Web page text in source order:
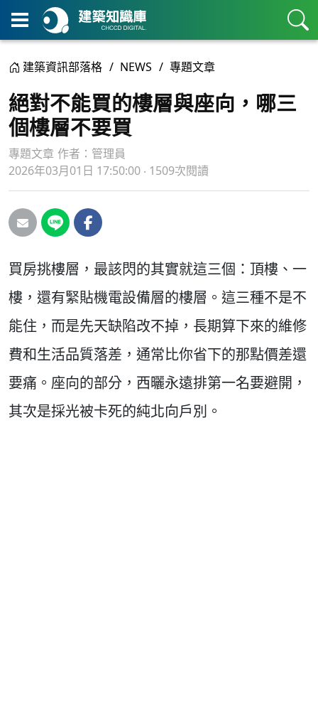
建築資訊部落格 NEWS 專題文章
絕對不能買的樓層與座向，哪三
個樓層不要買
專題文章 作者： 管理員
2026年03月01日 17:50:00 ‧ 1509次閱讀
買房挑樓層，最該閃的其實就這三個：頂樓、一
樓，還有緊貼機電設備層的樓層。這三種不是不
能住，而是先天缺陷改不掉，長期算下來的維修
費和生活品質落差，通常比你省下的那點價差還
要痛。座向的部分，西曬永遠排第一名要避開，
其次是採光被卡死的純北向戶別。